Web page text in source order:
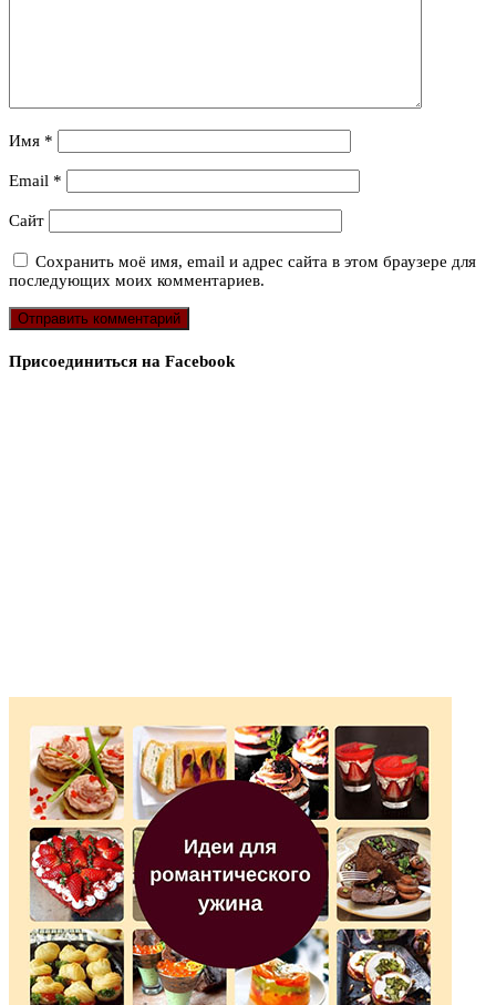
Имя *
Email *
Сайт
Сохранить моё имя, email и адрес сайта в этом браузере для
последующих моих комментариев.
Присоединиться на Facebook